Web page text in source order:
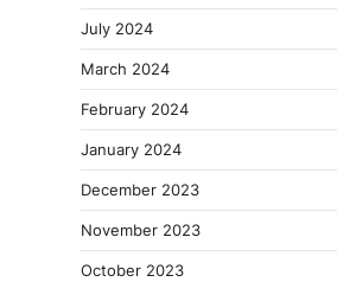
July 2024
March 2024
February 2024
January 2024
December 2023
November 2023
October 2023